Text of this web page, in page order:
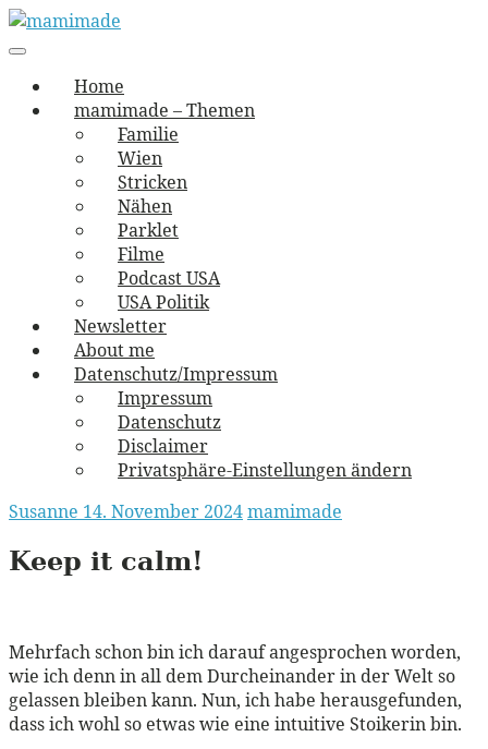
Skip
to
mamimade
vernäht und zugetextet
navigation
Menu
Home
mamimade – Themen
Familie
Wien
Stricken
Nähen
Parklet
Filme
Podcast USA
USA Politik
Newsletter
About me
Datenschutz/Impressum
Impressum
Datenschutz
Disclaimer
Privatsphäre-Einstellungen ändern
Susanne 14. November 2024mamimade
Keep it calm!
Mehrfach schon bin ich darauf angesprochen worden,
wie ich denn in all dem Durcheinander in der Welt so
gelassen bleiben kann. Nun, ich habe herausgefunden,
dass ich wohl so etwas wie eine intuitive Stoikerin bin.